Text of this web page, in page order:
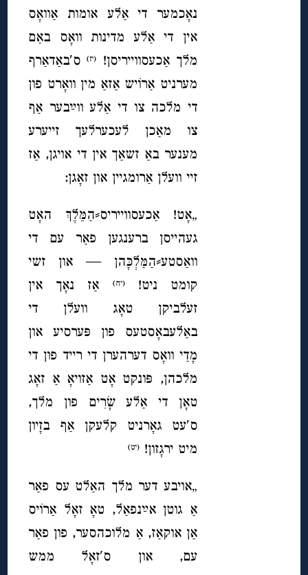
נאָכמער די אַלע אומות אַוואָס
אין די אַלע מדינות וואָס באַם
מלך אַכעסווייריסן!
(יז)ס′באַדאַרף
מערניט אַרוֹיש אַזאַ מין וואָרט פון
די מלכה צו די אַלע ווײַבער אַף
צו מאַכן לעכערלעך זייערע
מענער באַ זשאַך אין די אויגן, אַז
זיי וועלן אַרומגיין און זאָגן:
„אָט! אַכעסווייריס⸗הַמֵּלֶךְ האָט
געהייסן ברענגען פאַר עם די
וואַסטע⸗הַמַּלְכָּהן — און זשי
קומט ניט!(יח)
אַז נאָך אין
זעלביקן טאָג וועלן די
באַלעבאָסטעס פון פּערסיע און
מָדַי וואָס דערהערן די רייד פון די
מלכהן, פּונקט אָט אַזויאָ אַ זאָג
טאָן די אַלע שָׂרִים פון מלך,
ס′עט גאָרניט קלעקן אַף בזָיון
מיט ירגָזון!(יט)
„אויבע דער מלך האַלט עס פאַר
אַ גוטן אײַנפאַל, טאָ זאָל אַרוֹיס
אַן אוקאַז, אַ מלוכהסער, פון פאַר
עם, און ס′זאָל ממש